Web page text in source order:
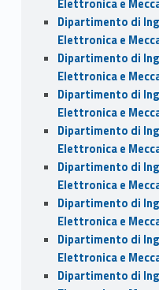
Elettronica e
Dipartimento di
Elettronica e
Dipartimento di
Elettronica e
Dipartimento di
Elettronica e
Dipartimento di
Elettronica e
Dipartimento di
Elettronica e
Dipartimento di
Elettronica e
Dipartimento di
Elettronica e
Dipartimento di